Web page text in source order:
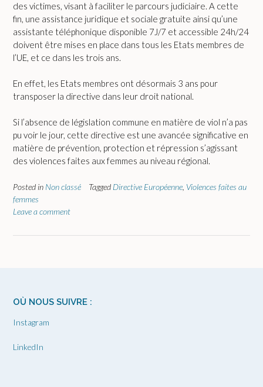
des victimes, visant à faciliter le parcours judiciaire. A cette
fin, une assistance juridique et sociale gratuite ainsi qu’une
assistante téléphonique disponible 7J/7 et accessible 24h/24
doivent être mises en place dans tous les Etats membres de
l’UE, et ce dans les trois ans.
En effet, les Etats membres ont désormais 3 ans pour
transposer la directive dans leur droit national.
Si l’absence de législation commune en matière de viol n’a pas
pu voir le jour, cette directive est une avancée significative en
matière de prévention, protection et répression s’agissant
des violences faites aux femmes au niveau régional.
Posted in Non classé Tagged Directive Européenne Violences faites au
femmes
Leave a comment
OÙ NOUS SUIVRE :
Instagram
LinkedIn